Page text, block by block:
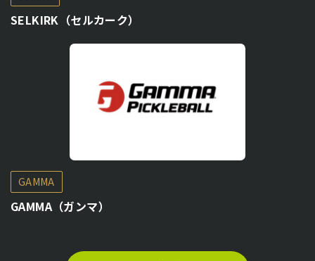
SELKIRK（セルカーク）
GAMMA
GAMMA（ガンマ）